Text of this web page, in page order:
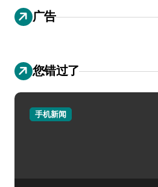
广告
您错过了
手机新闻